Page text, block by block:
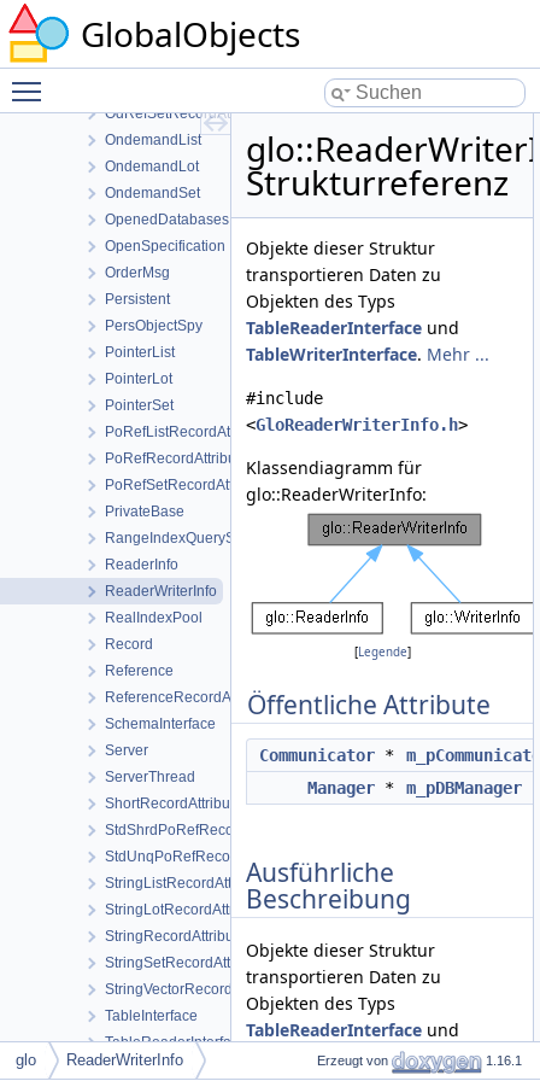
GlobalObjects
ObjIDRecordTuple
OdRefListRecordAttribute
OdRefSetRecordAttribute
OndemandList
OndemandLot
OndemandSet
OpenedDatabases
OpenSpecification
OrderMsg
Persistent
PersObjectSpy
PointerList
PointerLot
PointerSet
PoRefListRecordAttribute
PoRefRecordAttribute
PoRefSetRecordAttribute
PrivateBase
RangeIndexQueryStruct
ReaderInfo
ReaderWriterInfo
RealIndexPool
Record
Reference
ReferenceRecordAttribute
SchemaInterface
Server
ServerThread
ShortRecordAttribute
StdShrdPoRefRecordAttribute
StdUnqPoRefRecordAttribute
StringListRecordAttribute
StringLotRecordAttribute
StringRecordAttribute
StringSetRecordAttribute
StringVectorRecordAttribute
TableInterface
TableReaderInterface
TableWriterInterface
Strukturreferenz
Objekte dieser Struktur
transportieren Daten zu
Objekten des Typs
TableReaderInterface und
TableWriterInterface. Mehr ...
#include
<GloReaderWriterInfo.h>
Klassendiagramm für
glo::ReaderWriterInfo:
[Legende]
Öffentliche Attribute
Communicator *
Manager * m_pDBManager
Ausführliche
Beschreibung
Objekte dieser Struktur
transportieren Daten zu
Objekten des Typs
TableReaderInterface und
TableWriterInterface.
glo ReaderWriterInfo Erzeugt von 1.16.1